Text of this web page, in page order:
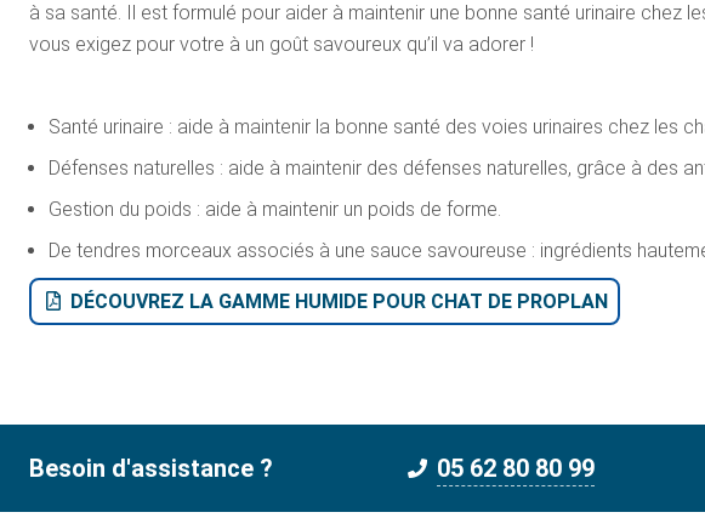
à sa santé. Il est formulé pour aider à maintenir une bonne santé urinaire chez
vous exigez pour votre à un goût savoureux qu’il va adorer !
Santé urinaire : aide à maintenir la bonne santé des voies urinaires chez les
Défenses naturelles : aide à maintenir des défenses naturelles, grâce à des
Gestion du poids : aide à maintenir un poids de forme.
De tendres morceaux associés à une sauce savoureuse : ingrédients
DÉCOUVREZ LA GAMME HUMIDE POUR CHAT DE PROPLAN
Besoin d'assistance ? 05 62 80 80 99